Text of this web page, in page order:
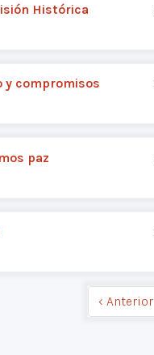
Histórica
compromisos
paz
‹ Anterior